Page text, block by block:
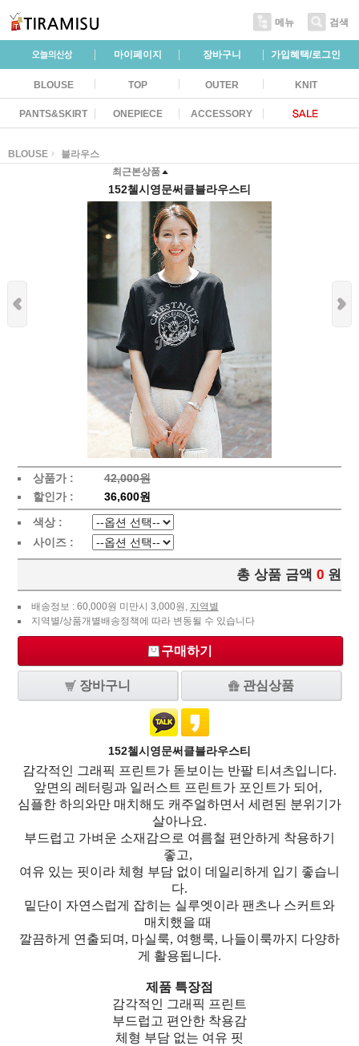
메뉴 검색
마이페이지 장바구니 가입혜택/로그인
BLOUSE TOP OUTER KNIT
PANTS&SKIRT ONEPIECE ACCESSORY
BLOUSE
블라우스
최근본상품
152첼시영문써클블라우스티
상품가 :
42,000원
할인가 :
36,600원
색상 :
사이즈 :
총 상품 금액 0 원
배송정보 : 60,000원 미만시 3,000원, 지역별
지역별/상품개별배송정책에 따라 변동될 수 있습니다
구매하기
장바구니 관심상품
152첼시영문써클블라우스티
감각적인 그래픽 프린트가 돋보이는 반팔 티셔츠입니다.
앞면의 레터링과 일러스트 프린트가 포인트가 되어,
심플한 하의와만 매치해도 캐주얼하면서 세련된 분위기가
살아나요.
부드럽고 가벼운 소재감으로 여름철 편안하게 착용하기
좋고,
여유 있는 핏이라 체형 부담 없이 데일리하게 입기 좋습니
다.
밑단이 자연스럽게 잡히는 실루엣이라 팬츠나 스커트와
매치했을 때
깔끔하게 연출되며, 마실룩, 여행룩, 나들이룩까지 다양하
게 활용됩니다.
제품 특장점
감각적인 그래픽 프린트
부드럽고 편안한 착용감
체형 부담 없는 여유 핏